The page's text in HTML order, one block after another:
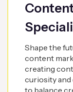
Shape the
content
creating
curiosity and